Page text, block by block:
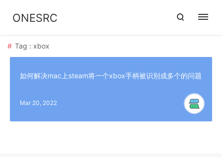
ONESRC
Tag : xbox
如何解决mac上steam将一个xbox手柄被识别成多个的问题
Mar 20, 2022